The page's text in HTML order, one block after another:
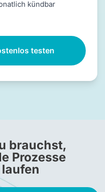
kündbar
testen
brauchst,
Prozesse